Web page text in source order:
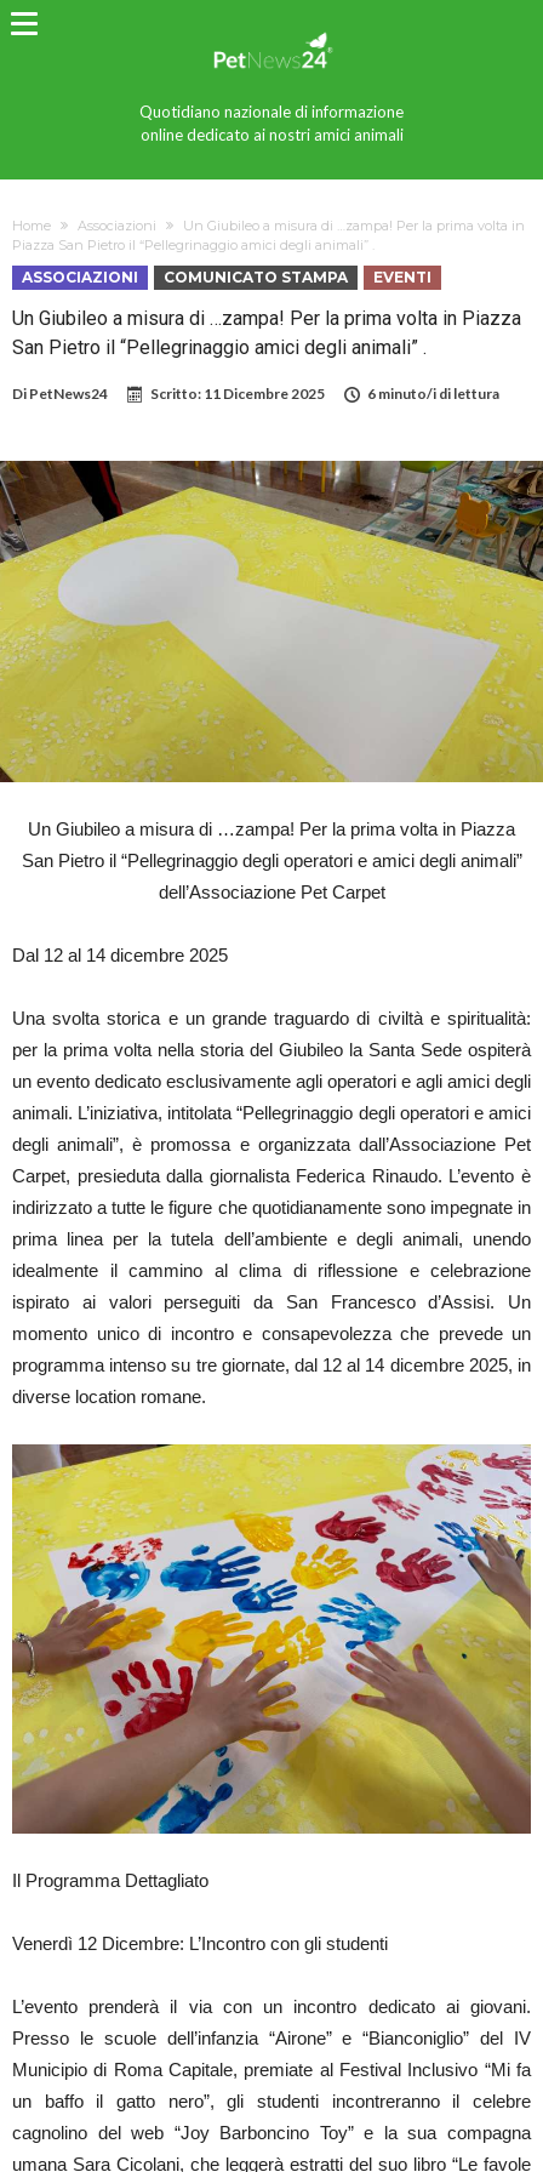
Quotidiano nazionale di informazione
online dedicato ai nostri amici animali
Home Associazioni
Un Giubileo a misura di …zampa! Per la prima volta in
Piazza San Pietro il “Pellegrinaggio amici degli animali” .
ASSOCIAZIONI COMUNICATO STAMPA EVENTI
Un Giubileo a misura di …zampa! Per la prima volta in Piazza
San Pietro il “Pellegrinaggio amici degli animali” .
Di PetNews24 Scritto: 11 Dicembre 2025 6 minuto/i di lettura
Un Giubileo a misura di …zampa! Per la prima volta in Piazza
San Pietro il “Pellegrinaggio degli operatori e amici degli animali”
dell’Associazione Pet Carpet
Dal 12 al 14 dicembre 2025
Una svolta storica e un grande traguardo di civiltà e spiritualità:
per la prima volta nella storia del Giubileo la Santa Sede ospiterà
un evento dedicato esclusivamente agli operatori e agli amici degli
animali. L’iniziativa, intitolata “Pellegrinaggio degli operatori e amici
degli animali”, è promossa e organizzata dall’Associazione Pet
Carpet, presieduta dalla giornalista Federica Rinaudo. L’evento è
indirizzato a tutte le figure che quotidianamente sono impegnate in
prima linea per la tutela dell’ambiente e degli animali, unendo
idealmente il cammino al clima di riflessione e celebrazione
ispirato ai valori perseguiti da San Francesco d’Assisi. Un
momento unico di incontro e consapevolezza che prevede un
programma intenso su tre giornate, dal 12 al 14 dicembre 2025, in
diverse location romane.
Il Programma Dettagliato
Venerdì 12 Dicembre: L’Incontro con gli studenti
L’evento prenderà il via con un incontro dedicato ai giovani.
Presso le scuole dell’infanzia “Airone” e “Bianconiglio” del IV
Municipio di Roma Capitale, premiate al Festival Inclusivo “Mi fa
un baffo il gatto nero”, gli studenti incontreranno il celebre
cagnolino del web “Joy Barboncino Toy” e la sua compagna
umana Sara Cicolani, che leggerà estratti del suo libro “Le favole